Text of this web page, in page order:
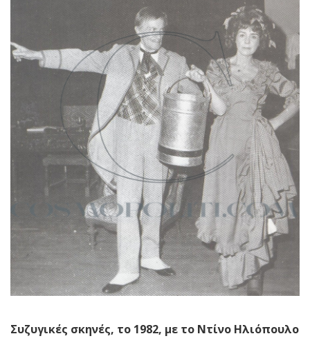
Συζυγικές σκηνές, το 1982, με το Ντίνο Ηλιόπουλο